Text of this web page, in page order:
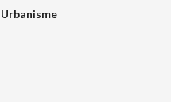
Urbanisme